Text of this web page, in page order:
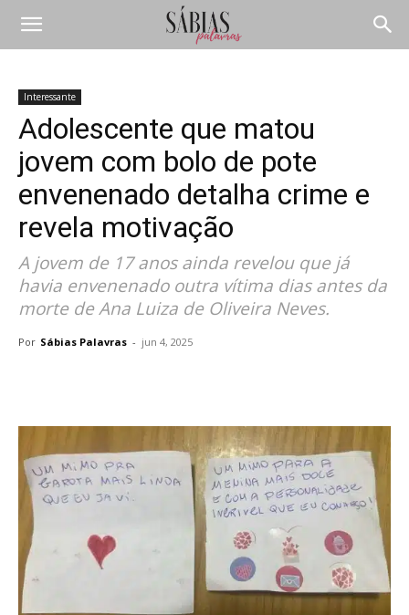
Interessante
Adolescente que matou
jovem com bolo de pote
envenenado detalha crime e
revela motivação
A jovem de 17 anos ainda revelou que já
havia envenenado outra vítima dias antes da
morte de Ana Luiza de Oliveira Neves.
Por Sábias Palavras - jun 4, 2025